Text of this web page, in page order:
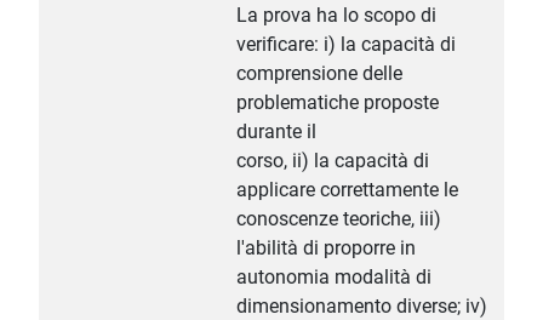
La prova ha lo scopo di
verificare: i) la capacità di
comprensione delle
problematiche proposte
durante il
corso, ii) la capacità di
applicare correttamente le
conoscenze teoriche, iii)
l'abilità di proporre in
autonomia modalità di
dimensionamento diverse; iv)